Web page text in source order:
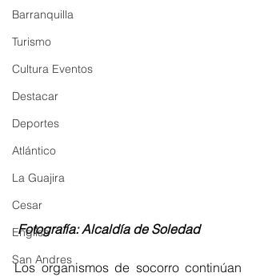
Barranquilla
Turismo
Cultura Eventos
Destacar
Deportes
Atlántico
La Guajira
Cesar
English
San Andres
Fotografía: Alcaldía de Soledad
Los organismos de socorro continúan